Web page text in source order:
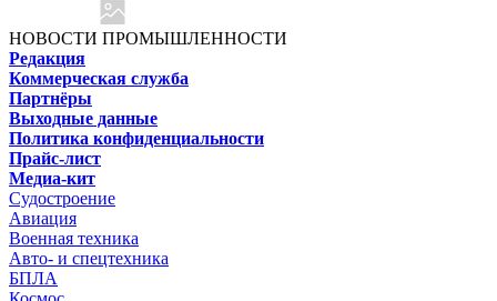
НОВОСТИ ПРОМЫШЛЕННОСТИ
Редакция
Коммерческая служба
Партнёры
Выходные данные
Политика конфиденциальности
Прайс-лист
Медиа-кит
Судостроение
Авиация
Военная техника
Авто- и спецтехника
БПЛА